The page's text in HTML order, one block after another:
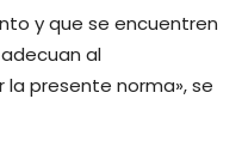
y que se encuentren
al
presente norma», se